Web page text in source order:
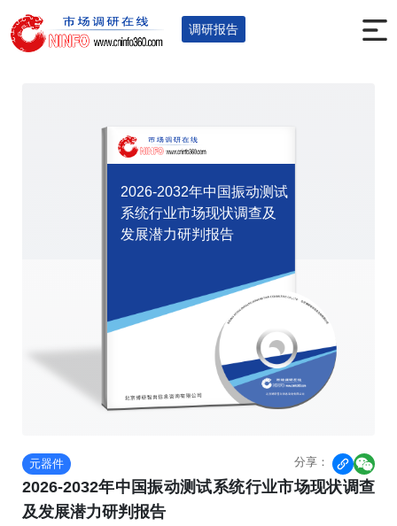
调研报告
您的位置：首页>调研报告 >电子仪表
2026-2032年中国振动测试
系统行业市场现状调查及
发展潜力研判报告
元器件 分享：  
2026-2032年中国振动测试系统行业市场现状调查
及发展潜力研判报告